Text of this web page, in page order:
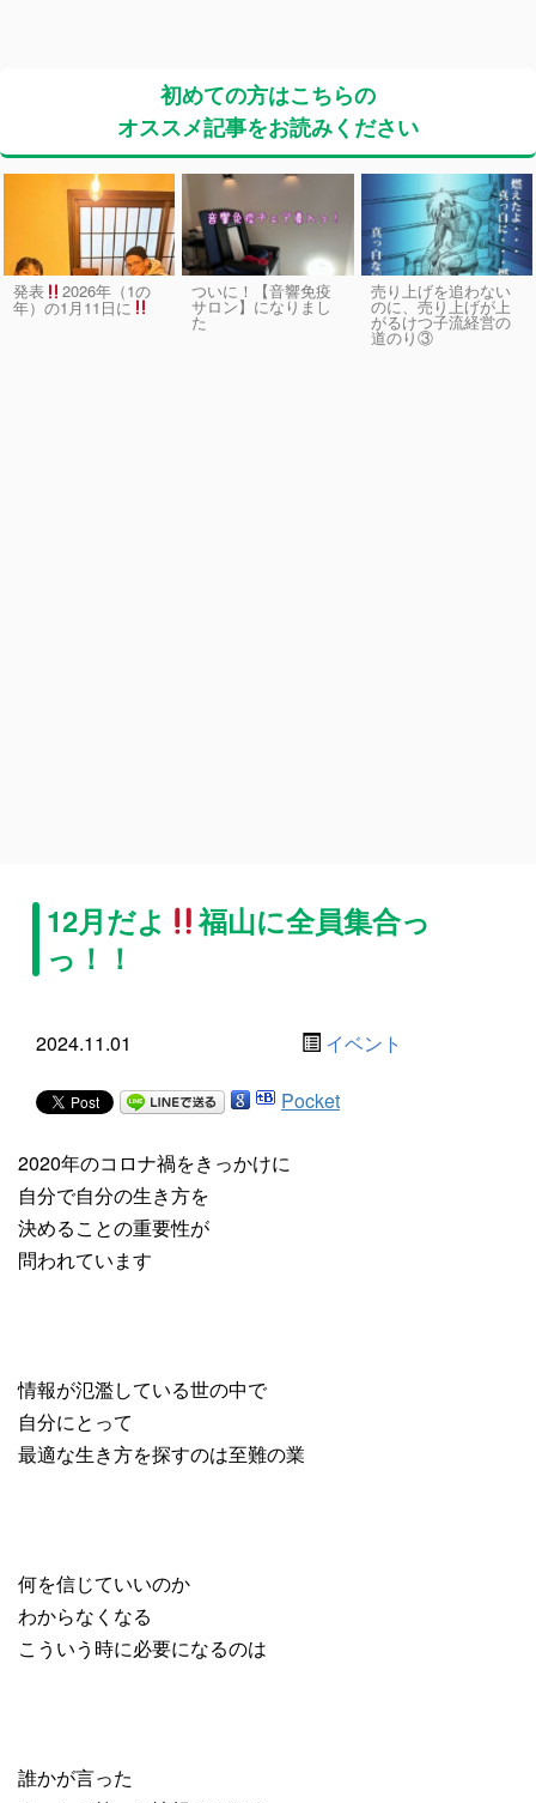
初めての方はこちらの
オススメ記事をお読みください
発表 2026年（1の
年）の1月11日に
ついに！【音響免疫
サロン】になりまし
た
売り上げを追わない
のに、売り上げが上
がるけつ子流経営の
道のり③
12月だよ
福山に全員集合っ
っ！！
2024.11.01 イベント
Pocket
2020年のコロナ禍をきっかけに
自分で自分の生き方を
決めることの重要性が
問われています
情報が氾濫している世の中で
自分にとって
最適な生き方を探すのは至難の業
何を信じていいのか
わからなくなる
こういう時に必要になるのは
誰かが言った